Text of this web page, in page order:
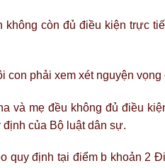
còn đủ điều kiện trực
phải xem xét nguyện
và mẹ đều không đủ điều
của Bộ luật dân sự.
quy định tại điểm b khoản 2